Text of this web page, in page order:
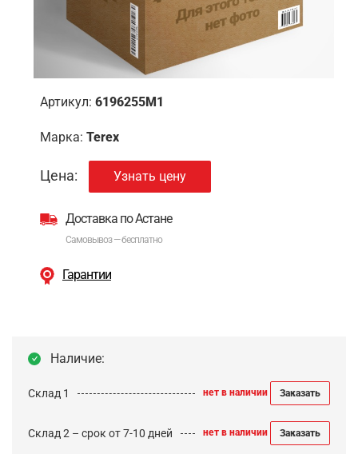
Артикул: 6196255M1
Марка: Terex
Цена: Узнать цену
Доставка по Астане
Самовывоз — бесплатно
Гарантии
Наличие:
Склад 1 нет в наличии Заказать
Склад 2 – срок от 7-10 дней нет в наличии Заказать